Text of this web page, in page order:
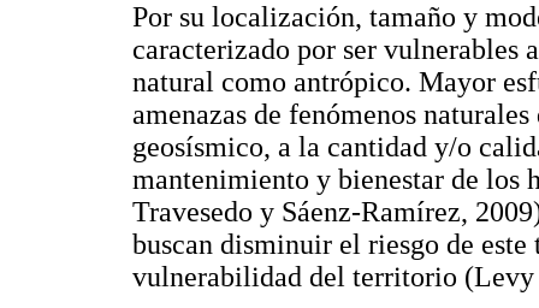
Por su localización, tamaño y
caracterizado por ser vulnerables
natural como antrópico. Mayor
amenazas de fenómenos
geosísmico, a la cantidad y/o
mantenimiento y bienestar de los
Travesedo y Sáenz-Ramírez,
buscan disminuir el riesgo de
vulnerabilidad del territorio